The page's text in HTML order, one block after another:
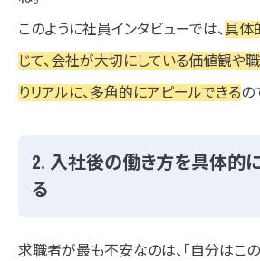
脱・キラキラ。リアリティの重視
このように社員インタビューでは、具体
じて、会社が大切にしている価値観や
りリアルに、多角的にアピールできるの
2. 入社後の働き方を具体的
る
求職者が最も不安なのは、「自分はこ